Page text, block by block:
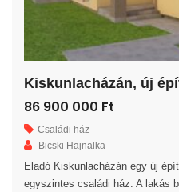
86 900 000 Ft
Családi ház
Bicski Hajnalka
Eladó Kiskunlacházán egy új
egyszintes családi ház. A lakás